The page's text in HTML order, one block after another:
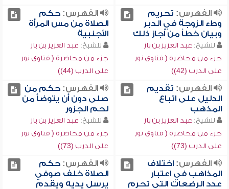
الفهرس: تحريم
وطء الزوجة في الدبر
وبيان خطأ من أجاز ذلك
للشيخ: عبد العزيز بن باز
جزء من محاضرة ( فتاوى نور
على الدرب (42))
الفهرس:حكم
الصلاة من مس المرأة
الأجنبية
للشيخ: عبد العزيز بن باز
جزء من محاضرة ( فتاوى نور
على الدرب (44))
الفهرس: تقديم
الدليل على اتباع
المذهب
للشيخ: عبد العزيز بن باز
جزء من محاضرة ( فتاوى نور
على الدرب (73))
الفهرس:حكم من
صلى دون أن يتوضأ من
لحم الجزور
للشيخ: عبد العزيز بن باز
جزء من محاضرة ( فتاوى نور
على الدرب (73))
الفهرس:اختلاف
المذاهب في اعتبار
عدد الرضعات التي تحرم
الفهرس:حكم
الصلاة خلف صوفي
يرسل يديه ويقدم